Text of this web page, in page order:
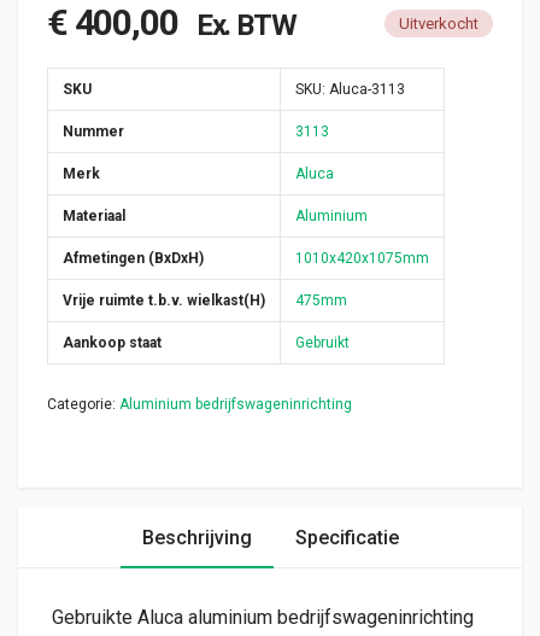
€400,00 Ex. BTW Uitverkocht
SKU SKU: Aluca-3113
Nummer 3113
Merk Aluca
Materiaal Aluminium
Afmetingen (BxDxH) 1010x420x1075mm
Vrije ruimte t.b.v. wielkast(H) 475mm
Aankoop staat Gebruikt
Categorie: Aluminium bedrijfswageninrichting
Beschrijving Specificatie
Gebruikte Aluca aluminium bedrijfswageninrichting